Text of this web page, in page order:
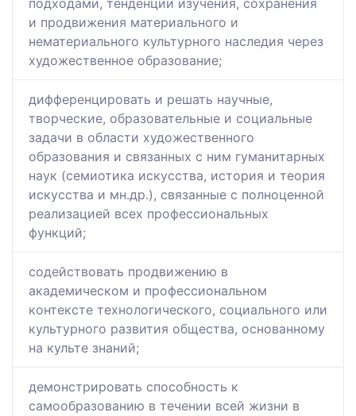
подходами, тенденции изучения, сохранения
и продвижения материального и
нематериального культурного наследия через
художественное образование;
дифференцировать и решать научные,
творческие, образовательные и социальные
задачи в области художественного
образования и связанных с ним гуманитарных
наук (семиотика искусства, история и теория
искусства и мн.др.), связанные с полноценной
реализацией всех профессиональных
функций;
содействовать продвижению в
академическом и профессиональном
контексте технологического, социального или
культурного развития общества, основанному
на культе знаний;
демонстрировать способность к
самообразованию в течении всей жизни в